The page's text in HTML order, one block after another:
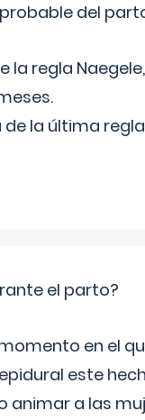
del
la regla
la última
el parto?
en el
este
animar a las